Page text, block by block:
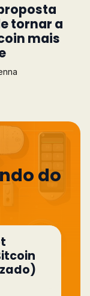
tornar a
mais
do